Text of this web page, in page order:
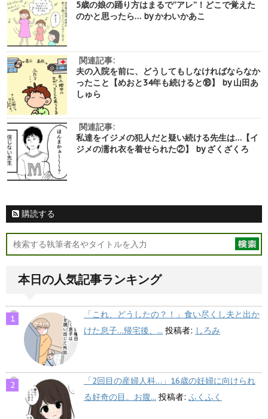
5歳の娘の踊り方はまるで”アレ”！どこで覚えた
のかと思ったら… by かわいかあこ
関連記事:
夫の入院を前に、どうしてもしなければならなか
ったこと【めおと34年も続けると⑱】 by 山田あ
しゅら
関連記事:
私達をイジメの犯人だと疑い続ける先生は…【イ
ジメの濡れ衣を着せられた②】 by ざくざくろ
購読する
本日の人気記事ランキング
「これ、どうしたの？！」食い尽くし夫と出か
けた息子…帰宅後、... 投稿者: しろみ
「2回目の産婦人科…」16歳の妊婦に向けられ
る好奇の目。お腹... 投稿者: ふくふく